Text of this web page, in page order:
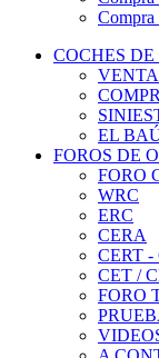
COCHES
VENTA
EL
FOROS DE
FORO
WRC
ERC
CERA
CERT -
CET /
FORO
A
TIENDA